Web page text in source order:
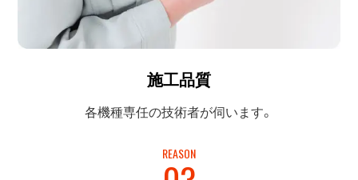
施工品質
各機種専任の技術者が伺います。
REASON